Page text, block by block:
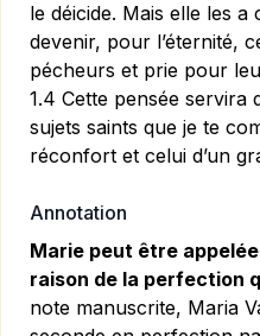
le déicide. Mais elle les
devenir, pour l’éternité,
pécheurs et prie pour
1.4 Cette pensée servira
sujets saints que je te
réconfort et celui d’un
Annotation
Marie peut être
raison de la perfection
note manuscrite, Maria